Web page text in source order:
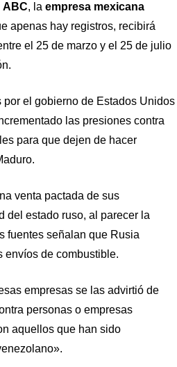
ABC, la empresa mexicana
apenas hay registros, recibirá
el 25 de marzo y el 25 de julio
el gobierno de Estados Unidos
las presiones contra
para que dejen de hacer
venta pactada de sus
del estado ruso, al parecer la
fuentes señalan que Rusia
envíos de combustible.
empresas se las advirtió de
personas o empresas
aquellos que han sido